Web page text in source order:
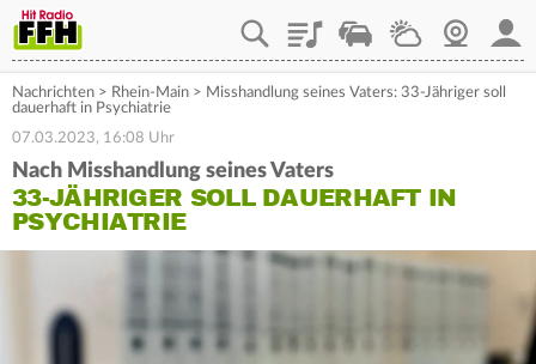
PlaylistStaupilotWetterWebcam
Nachrichten > Rhein-Main > Misshandlung seines Vaters: 33-Jähriger soll
dauerhaft in Psychiatrie
07.03.2023, 16:08 Uhr
Nach Misshandlung seines Vaters
33-JÄHRIGER SOLL DAUERHAFT IN
PSYCHIATRIE